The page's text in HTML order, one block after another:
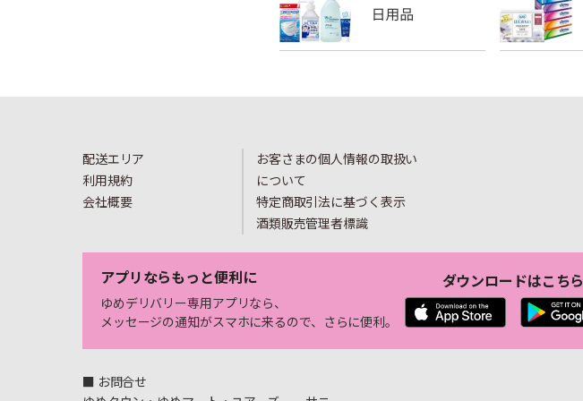
配送エリア
利用規約
会社概要
お客さまの個人情報の取扱い
について
特定商取引法に基づく表示
酒類販売管理者標識
アプリならもっと便利に
ゆめデリバリー専用アプリなら、
メッセージの通知がスマホに来るので、さらに便利。
ダウンロードはこちら
■ お問合せ